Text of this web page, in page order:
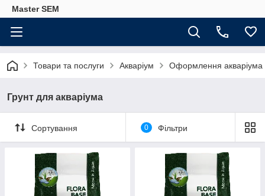
Master SEM
Товари та послуги Акваріум Оформлення акваріума
Грунт для акваріума
Сортування 0 Фільтри